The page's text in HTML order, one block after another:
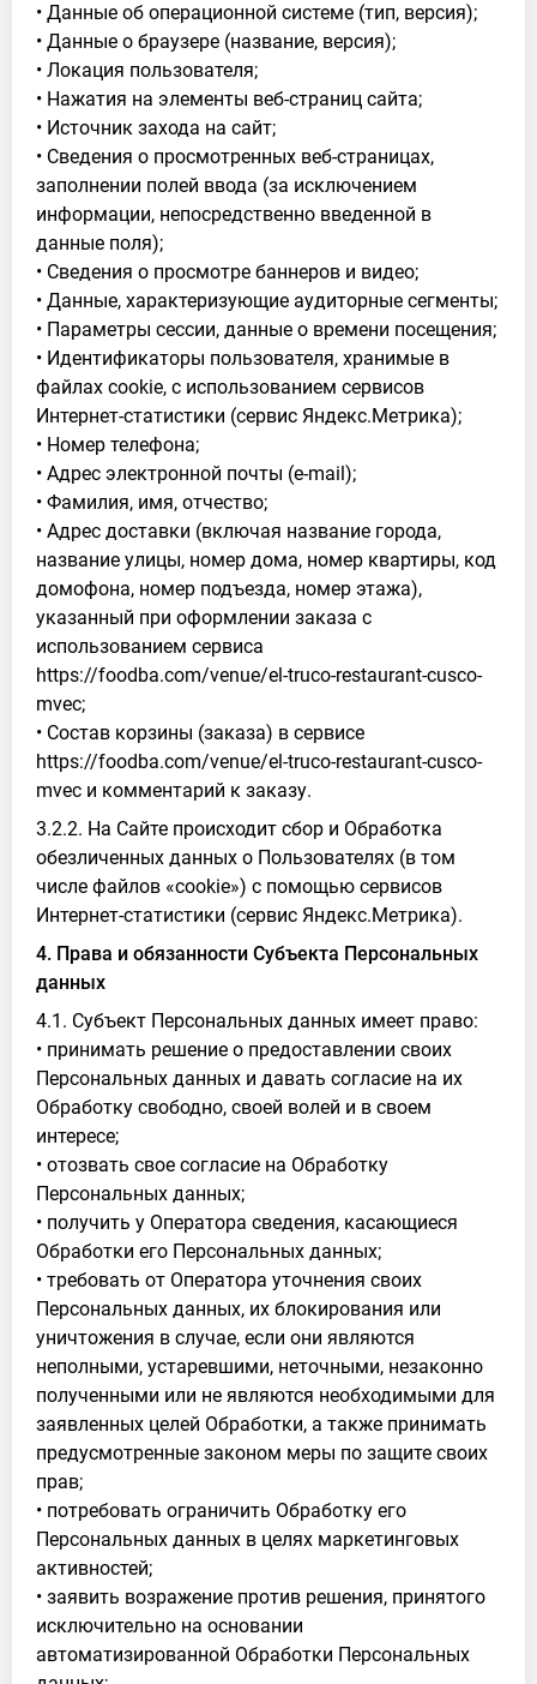
• Данные об операционной системе (тип, версия);
• Данные о браузере (название, версия);
• Локация пользователя;
• Нажатия на элементы веб-страниц сайта;
• Источник захода на сайт;
• Сведения о просмотренных веб-страницах,
заполнении полей ввода (за исключением
информации, непосредственно введенной в
данные поля);
• Сведения о просмотре баннеров и видео;
• Данные, характеризующие аудиторные сегменты;
• Параметры сессии, данные о времени посещения;
• Идентификаторы пользователя, хранимые в
файлах cookie, с использованием сервисов
Интернет-статистики (сервис Яндекс.Метрика);
• Номер телефона;
• Адрес электронной почты (e-mail);
• Фамилия, имя, отчество;
• Адрес доставки (включая название города,
название улицы, номер дома, номер квартиры, код
домофона, номер подъезда, номер этажа),
указанный при оформлении заказа с
использованием сервиса
https://foodba.com/venue/el-truco-restaurant-cusco-
mvec;
• Состав корзины (заказа) в сервисе
https://foodba.com/venue/el-truco-restaurant-cusco-
mvec и комментарий к заказу.
3.2.2. На Сайте происходит сбор и Обработка
обезличенных данных о Пользователях (в том
числе файлов «cookie») с помощью сервисов
Интернет-статистики (сервис Яндекс.Метрика).
4. Права и обязанности Субъекта Персональных
данных
4.1. Субъект Персональных данных имеет право:
• принимать решение о предоставлении своих
Персональных данных и давать согласие на их
Обработку свободно, своей волей и в своем
интересе;
• отозвать свое согласие на Обработку
Персональных данных;
• получить у Оператора сведения, касающиеся
Обработки его Персональных данных;
• требовать от Оператора уточнения своих
Персональных данных, их блокирования или
уничтожения в случае, если они являются
неполными, устаревшими, неточными, незаконно
полученными или не являются необходимыми для
заявленных целей Обработки, а также принимать
предусмотренные законом меры по защите своих
прав;
• потребовать ограничить Обработку его
Персональных данных в целях маркетинговых
активностей;
• заявить возражение против решения, принятого
исключительно на основании
автоматизированной Обработки Персональных